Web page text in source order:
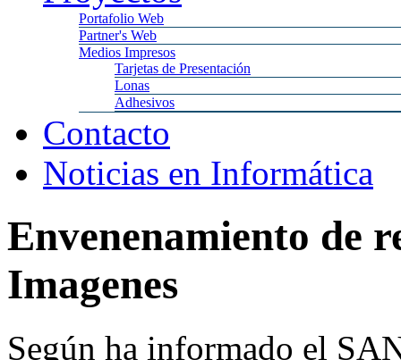
Portafolio Web
Partner's Web
Medios Impresos
Tarjetas de Presentación
Lonas
Adhesivos
Contacto
Noticias en Informática
Envenenamiento de
Imagenes
Según ha informado el